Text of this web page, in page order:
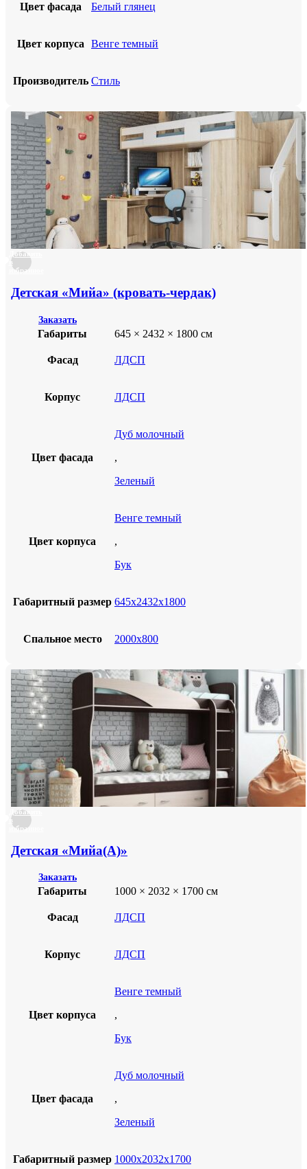
Цвет фасада Белый глянец
Цвет корпуса Венге темный
Производитель Стиль
Добавить
в
избранное
Детская «Мийа» (кровать-чердак)
Заказать
Габариты 645 × 2432 × 1800 см
Фасад ЛДСП
Корпус ЛДСП
Цвет фасада
Дуб молочный
,
Зеленый
Цвет корпуса
Венге темный
,
Бук
Габаритный размер 645х2432х1800
Спальное место 2000х800
Добавить
в
избранное
Детская «Мийа(А)»
Заказать
Габариты 1000 × 2032 × 1700 см
Фасад ЛДСП
Корпус ЛДСП
Цвет корпуса
Венге темный
,
Бук
Цвет фасада
Дуб молочный
,
Зеленый
Габаритный размер 1000х2032х1700